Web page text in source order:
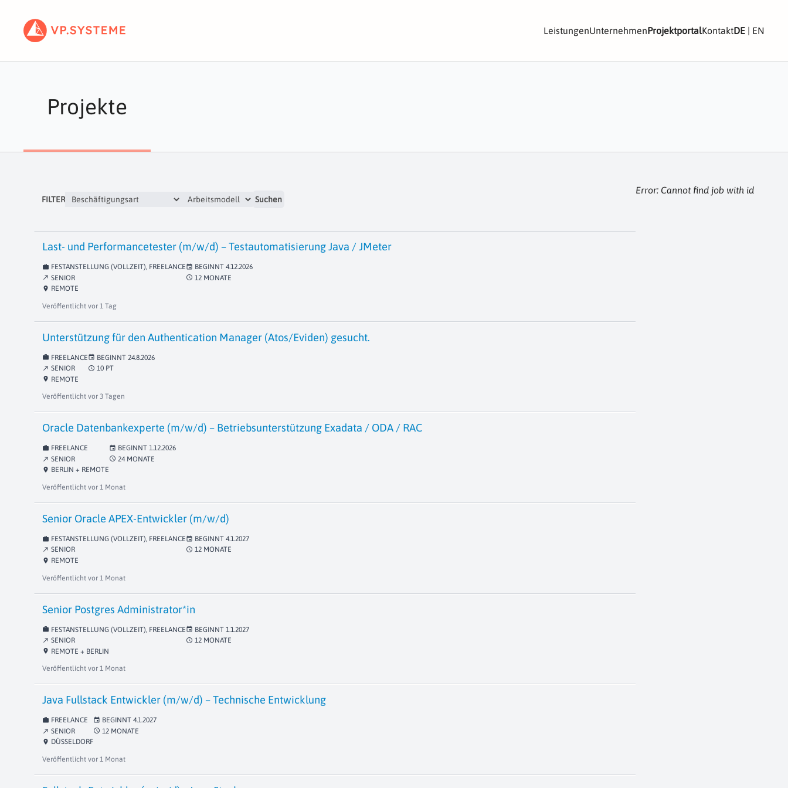
LeistungenUnternehmenProjektportalKontaktDE | EN
Projekte
FILTER Suchen
Last- und Performancetester (m/w/d) – Testautomatisierung Java / JMeter
work FESTANSTELLUNG (VOLLZEIT), FREELANCE
north_east SENIOR
location_on REMOTE
event BEGINNT 4.12.2026
schedule 12 MONATE
Veröffentlicht vor 1 Tag
Unterstützung für den Authentication Manager (Atos/Eviden) gesucht.
work FREELANCE
north_east SENIOR
location_on REMOTE
event BEGINNT 24.8.2026
schedule 10 PT
Veröffentlicht vor 3 Tagen
Oracle Datenbankexperte (m/w/d) – Betriebsunterstützung Exadata / ODA / RAC
work FREELANCE
north_east SENIOR
location_on BERLIN + REMOTE
event BEGINNT 1.12.2026
schedule 24 MONATE
Veröffentlicht vor 1 Monat
Senior Oracle APEX-Entwickler (m/w/d)
work FESTANSTELLUNG (VOLLZEIT), FREELANCE
north_east SENIOR
location_on REMOTE
event BEGINNT 4.1.2027
schedule 12 MONATE
Veröffentlicht vor 1 Monat
Senior Postgres Administrator*in
work FESTANSTELLUNG (VOLLZEIT), FREELANCE
north_east SENIOR
location_on REMOTE + BERLIN
event BEGINNT 1.1.2027
schedule 12 MONATE
Veröffentlicht vor 1 Monat
Java Fullstack Entwickler (m/w/d) – Technische Entwicklung
work FREELANCE
north_east SENIOR
location_on DÜSSELDORF
event BEGINNT 4.1.2027
schedule 12 MONATE
Veröffentlicht vor 1 Monat
Error: Cannot find job with id